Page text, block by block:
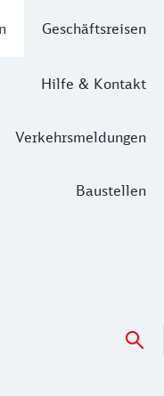
Geschäftsreisen
Hilfe & Kontakt
Verkehrsmeldungen
Baustellen